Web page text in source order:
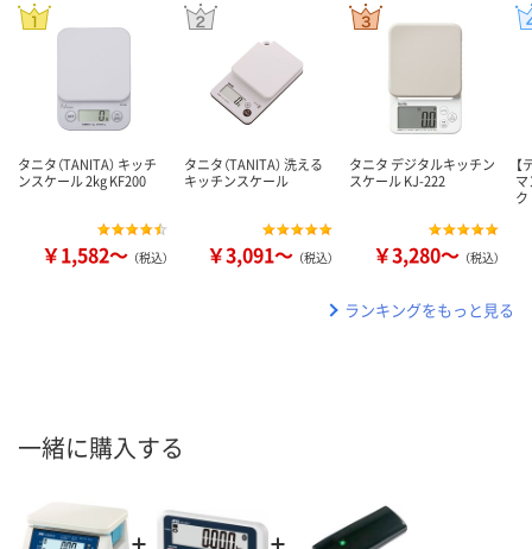
タニタ（TANITA） キッチ
ンスケール 2kg KF200
￥1,582～ （税込）
タニタ（TANITA） 洗える
キッチンスケール
￥3,091～ （税込）
タニタ デジタルキッチン
スケール KJ-222
￥3,280～ （税込）
ランキングをもっと見る
一緒に購入する